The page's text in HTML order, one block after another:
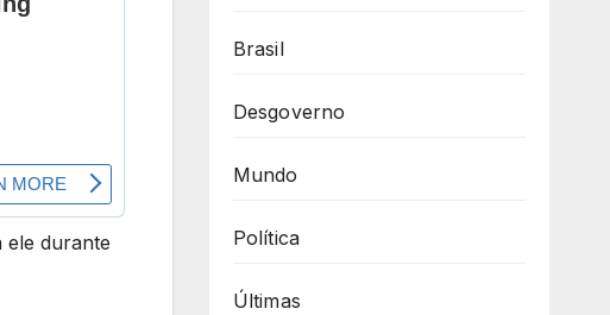
ele durante
Brasil
Desgoverno
Mundo
Política
Últimas